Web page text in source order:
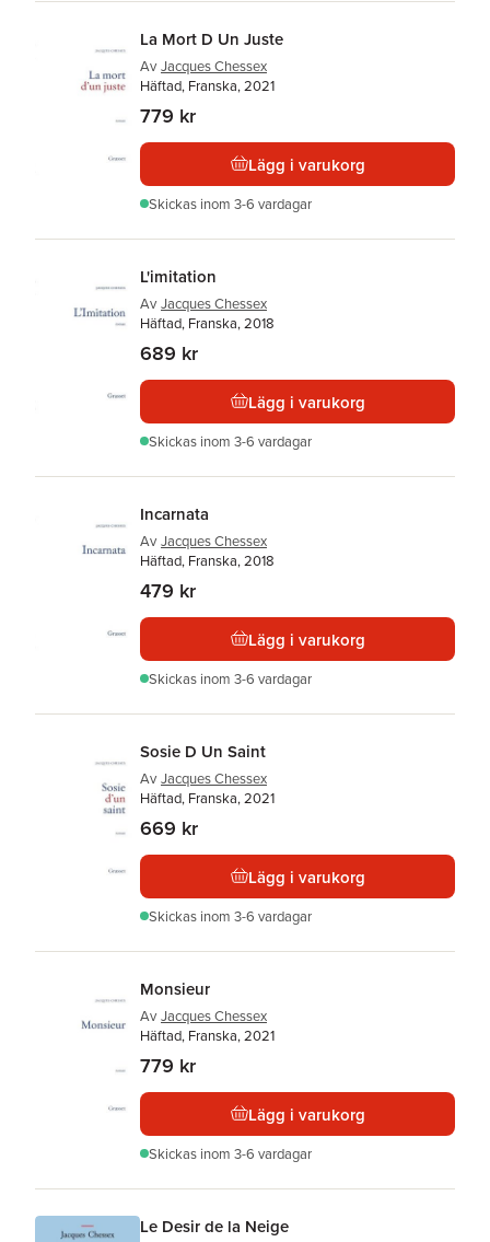
La Mort D Un Juste
Av Jacques Chessex
Häftad, Franska, 2021
779 kr
Lägg i varukorg
Skickas inom 3-6 vardagar
L'imitation
Av Jacques Chessex
Häftad, Franska, 2018
689 kr
Lägg i varukorg
Skickas inom 3-6 vardagar
Incarnata
Av Jacques Chessex
Häftad, Franska, 2018
479 kr
Lägg i varukorg
Skickas inom 3-6 vardagar
Sosie D Un Saint
Av Jacques Chessex
Häftad, Franska, 2021
669 kr
Lägg i varukorg
Skickas inom 3-6 vardagar
Monsieur
Av Jacques Chessex
Häftad, Franska, 2021
779 kr
Lägg i varukorg
Skickas inom 3-6 vardagar
Le Desir de la Neige